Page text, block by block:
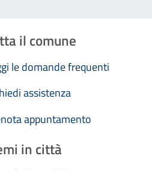
il comune
le domande frequenti
assistenza
appuntamento
in città